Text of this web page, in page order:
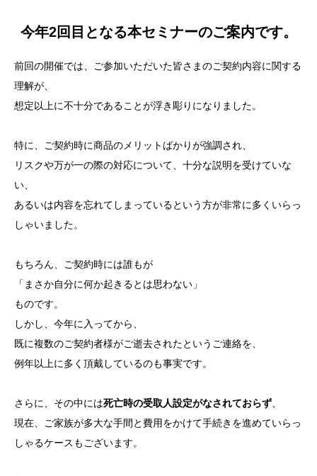
今年2回目となる本セミナーのご案内です。
前回の開催では、ご参加いただいた皆さまのご契約内容に関する
理解が、
想定以上に不十分であることが浮き彫りになりました。
特に、ご契約時に商品のメリットばかりが強調され、
リスクや万が一の際の対応について、十分な説明を受けていな
い、
あるいは内容を忘れてしまっているという方が非常に多くいらっ
しゃいました。
もちろん、ご契約時には誰もが
「まさか自分に何か起きるとは思わない」
ものです。
しかし、今年に入ってから、
既に複数のご契約者様がご逝去されたというご連絡を、
例年以上に多く頂戴しているのも事実です。
さらに、その中には死亡時の受取人設定がなされておらず
現在、ご家族が多大な手間と費用をかけて手続きを進めていらっ
しゃるケースもございます。